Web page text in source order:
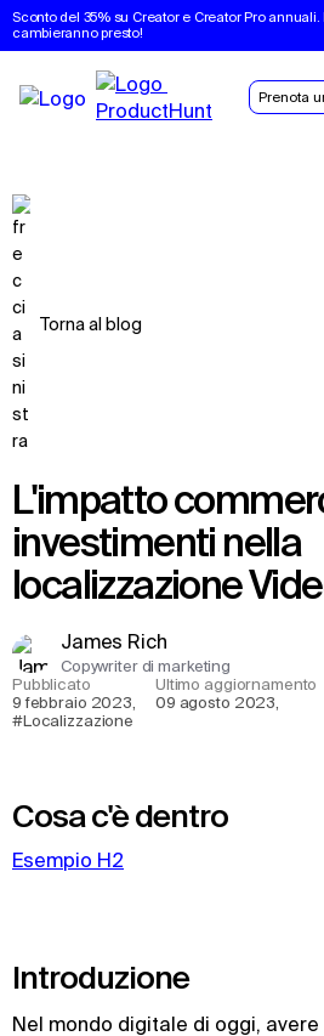
Sconto del 35% su Creator e Creator Pro annuali.
cambieranno presto!
Prenota
Torna al blog
L'impatto commerciale degli
investimenti nella
localizzazione
James Rich
Copywriter di marketing
Pubblicato
9 febbraio 2023,
Ultimo aggiornamento
09 agosto 2023,
#Localizzazione
Cosa c'è dentro
Esempio H2
Introduzione
Nel mondo digitale di oggi,